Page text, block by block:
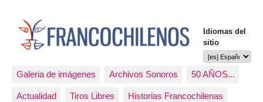
Idiomas del
sitio
Galeria de imágenes Archivos Sonoros 50 AÑOS...
Actualidad Tiros Libres Historias Francochilenas